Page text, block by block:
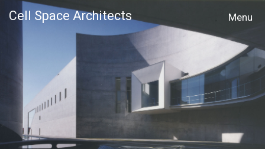
Cell Space Architects
MENU